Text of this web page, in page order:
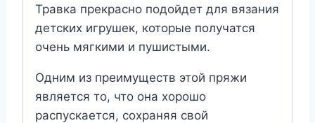
Травка прекрасно подойдет для вязания
детских игрушек, которые получатся
очень мягкими и пушистыми.
Одним из преимуществ этой пряжи
является то, что она хорошо
распускается, сохраняя свой